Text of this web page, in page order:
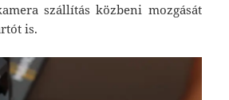
szállítás közbeni mozgását
is.